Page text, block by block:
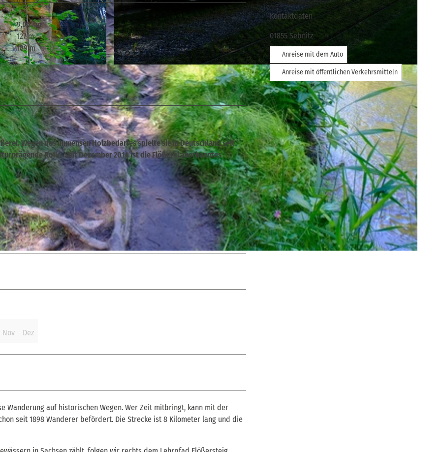
© © Nationalparkverwaltung Sächsische Schweiz
9,06 km
127 m
189 m
Wegen des immensen Holzbedarfes spielte sie in Deutschland seit
Rolle. Seit Dezember 2014 ist die Flößerei anerkanntes
Nov Dez
auf historischen Wegen. Wer Zeit mitbringt, kann mit der
seit 1898 Wanderer befördert. Die Strecke ist 8 Kilometer lang und die
Kontaktdaten
01855 Sebnitz
Anreise mit dem Auto
Anreise mit öffentlichen Verkehrsmitteln